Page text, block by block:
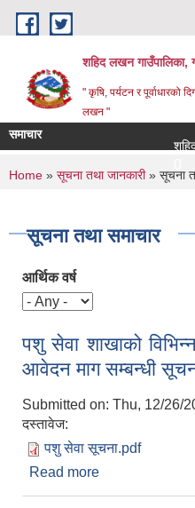
Skip to main content
शहिद लखन गाउँपालिका,
" कृषि, पर्यटन र पूर्वाधारको
लखन "
समाचार
शहिद
You are here
Home » सूचना तथा जानकारी» सूचना
सूचना तथा समाचार
आर्थिक वर्ष
पशु सेवा शाखाको
आवेदन माग सम्बन्धी
Submitted on: Thu, 12/26/
दस्तावेज:
पशु सेवा सूचना.pdf
Read more